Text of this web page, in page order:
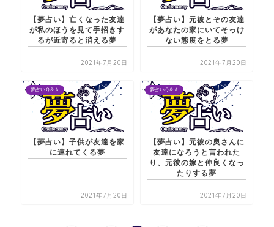
【夢占い】亡くなった友達
が私のほうを見て手招きす
るが近寄ると消える夢
2021年7月20日
【夢占い】元彼とその友達
があなたの家にいてそっけ
ない態度をとる夢
2021年7月20日
夢占いＱ＆Ａ
【夢占い】子供が友達を家
に連れてくる夢
2021年7月20日
夢占いＱ＆Ａ
【夢占い】元彼の奥さんに
友達になろうと言われた
り、元彼の嫁と仲良くなっ
たりする夢
2021年7月20日